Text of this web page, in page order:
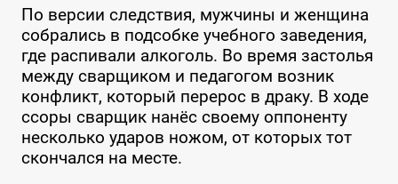
По версии следствия, мужчины и женщина
собрались в подсобке учебного заведения,
где распивали алкоголь. Во время застолья
между сварщиком и педагогом возник
конфликт, который перерос в драку. В ходе
ссоры сварщик нанёс своему оппоненту
несколько ударов ножом, от которых тот
скончался на месте.